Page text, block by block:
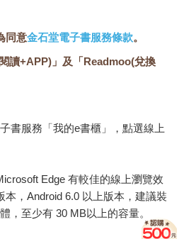
同意金石堂電子書服務條款。
讀+APP)」及「Readmoo(兌換
書服務「我的e書櫃」，點選線上
Edge 有較佳的線上瀏覽效
本，Android 6.0 以上版本，建議裝
，至少有 30 MB以上的容量。